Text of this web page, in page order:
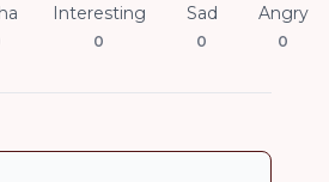
Interesting
0
Sad
0
Angry
0